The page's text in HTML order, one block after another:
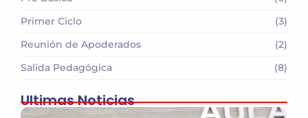
Primer Ciclo
(3)
Reunión de Apoderados
(2)
Salida Pedagógica
(8)
Ultimas Noticias